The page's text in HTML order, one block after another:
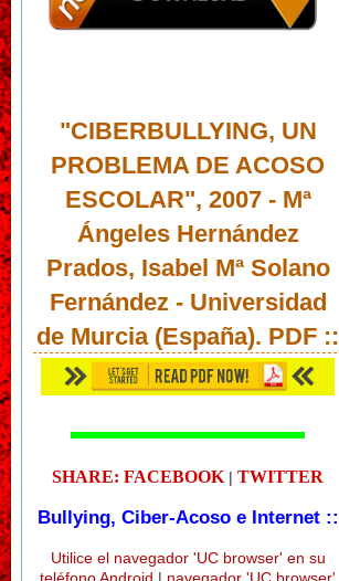
"CIBERBULLYING, UN
PROBLEMA DE ACOSO
ESCOLAR", 2007 - Mª
Ángeles Hernández
Prados, Isabel Mª Solano
Fernández - Universidad
de Murcia (España). PDF ::
SHARE: FACEBOOK| TWITTER
Bullying, Ciber-Acoso e Internet ::
Utilice el navegador 'UC browser' en su